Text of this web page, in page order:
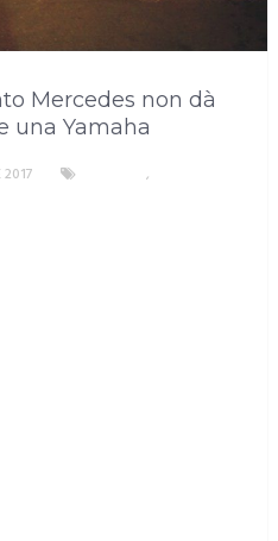
Mercedes non dà
una Yamaha
,